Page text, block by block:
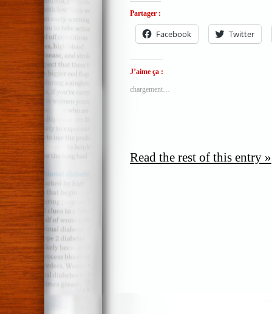
Partager :
Facebook Twitter
J’aime ça :
chargement…
Read the rest of this entry »